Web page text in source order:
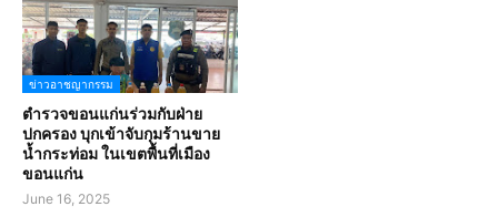
ข่าวอาชญากรรม
ตำรวจขอนแก่นร่วมกับฝ่าย
ปกครอง บุกเข้าจับกุมร้านขาย
น้ำกระท่อม ในเขตพื้นที่เมือง
ขอนแก่น
June 16, 2025